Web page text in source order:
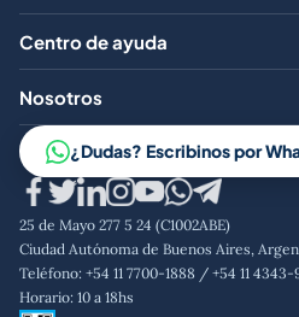
¿Qué ofrecemos?
Aranceles
Centro de ayuda
Preguntas frecuentes
Contacto
Nosotros
Trabajá con nosotros
Aviso legal
Código de conducta
Política de privacidad
¿Dudas? Escribinos por
25 de Mayo 277 5 24 (C1002ABE)
Ciudad Autónoma de Buenos Aires,
Teléfono: +54 11 7700-1888 / +54 11 4343-
Horario: 10 a 18hs